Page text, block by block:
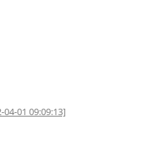
01 09:09:13]